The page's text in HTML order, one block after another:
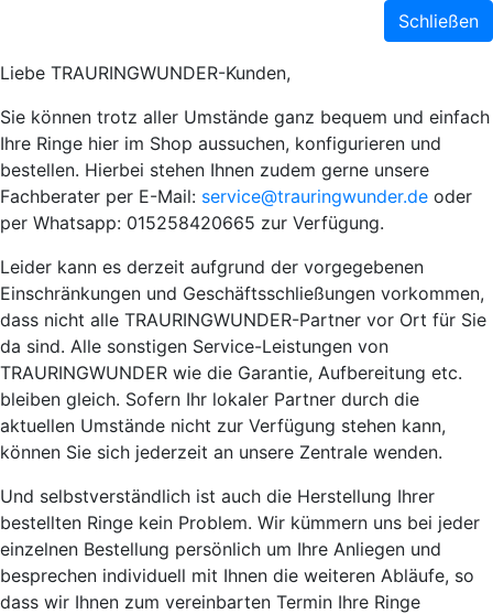
Schließen
Liebe TRAURINGWUNDER-Kunden,
Sie können trotz aller Umstände ganz bequem und einfach
Ihre Ringe hier im Shop aussuchen, konfigurieren und
bestellen. Hierbei stehen Ihnen zudem gerne unsere
Fachberater per E-Mail: service@trauringwunder.de oder
per Whatsapp: 015258420665 zur Verfügung.
Leider kann es derzeit aufgrund der vorgegebenen
Einschränkungen und Geschäftsschließungen vorkommen,
dass nicht alle TRAURINGWUNDER-Partner vor Ort für Sie
da sind. Alle sonstigen Service-Leistungen von
TRAURINGWUNDER wie die Garantie, Aufbereitung etc.
bleiben gleich. Sofern Ihr lokaler Partner durch die
aktuellen Umstände nicht zur Verfügung stehen kann,
können Sie sich jederzeit an unsere Zentrale wenden.
Und selbstverständlich ist auch die Herstellung Ihrer
bestellten Ringe kein Problem. Wir kümmern uns bei jeder
einzelnen Bestellung persönlich um Ihre Anliegen und
besprechen individuell mit Ihnen die weiteren Abläufe, so
dass wir Ihnen zum vereinbarten Termin Ihre Ringe